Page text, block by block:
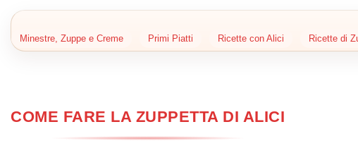
Minestre, Zuppe e Creme Primi Piatti Ricette con Alici Ricette di
COME FARE LA ZUPPETTA DI ALICI